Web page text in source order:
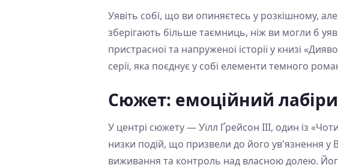
Уявіть собі, що ви опиняєтесь у розкішному,
зберігають більше таємниць, ніж ви могли б
пристрасної та напруженої історії у книзі
серії, яка поєднує у собі елементи темного
Сюжет: емоційний
У центрі сюжету — Уїлл Ґрейсон III, один із
низки подій, що призвели до його ув'язнення у
виживання та контроль над власною долею.